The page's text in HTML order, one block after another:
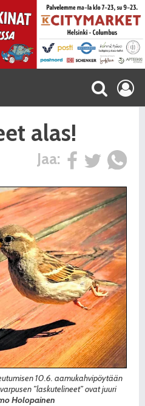
alas!
Jaa:
10.6. aamukahvipöytään
”laskutelineet” ovat juuri
Holopainen